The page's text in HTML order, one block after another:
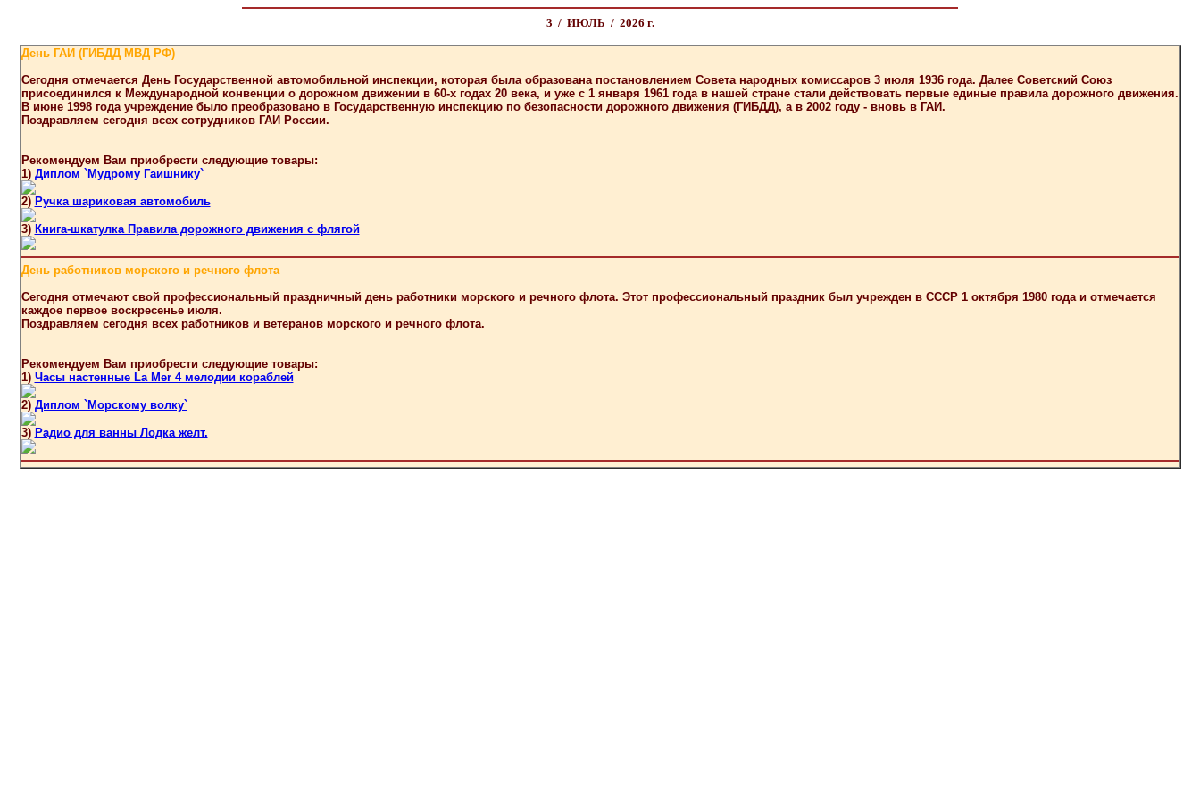
3 / ИЮЛЬ / 2026 г.
День ГАИ (ГИБДД МВД РФ)
Сегодня отмечается День Государственной автомобильной инспекции, которая была образована постановлением Совета народных комиссаров 3 июля 1936 года. Далее Советский Союз
присоединился к Международной конвенции о дорожном движении в 60-х годах 20 века, и уже с 1 января 1961 года в нашей стране стали действовать первые единые правила дорожного движения.
В июне 1998 года учреждение было преобразовано в Государственную инспекцию по безопасности дорожного движения (ГИБДД), а в 2002 году - вновь в ГАИ.
Поздравляем сегодня всех сотрудников ГАИ России.
Рекомендуем Вам приобрести следующие товары:
1) Диплом `Мудрому Гаишнику`
2) Ручка шариковая автомобиль
3) Книга-шкатулка Правила дорожного движения с флягой
День работников морского и речного флота
Сегодня отмечают свой профессиональный праздничный день работники морского и речного флота. Этот профессиональный праздник был учрежден в СССР 1 октября 1980 года и отмечается
каждое первое воскресенье июля.
Поздравляем сегодня всех работников и ветеранов морского и речного флота.
Рекомендуем Вам приобрести следующие товары:
1) Часы настенные La Mer 4 мелодии кораблей
2) Диплом `Морскому волку`
3) Радио для ванны Лодка желт.